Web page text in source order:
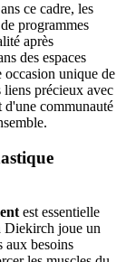
ce cadre, les
programmes
après
des espaces
unique de
liens précieux avec
d'une communauté
est essentielle
Diekirch joue un
aux besoins